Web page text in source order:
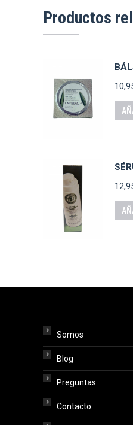
Productos
Somos
Blog
Preguntas
Contacto